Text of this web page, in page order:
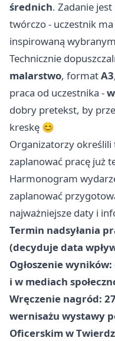
średnich. Zadanie
twórczo - uczestnik
inspirowaną
Technicznie
malarstwo, formatA3
praca od uczestnika -
dobry pretekst, by
kreskę 😊
Organizatorzy
zaplanować pracę już
Harmonogram
zaplanować
najważniejsze daty i
Termin nadsyłania
(decyduje data
Ogłoszenie
i w mediach
Wręczenie nagród:
wernisażu wystawy
Oficerskim w